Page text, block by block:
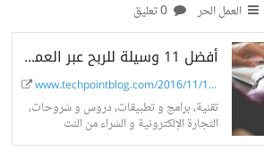
العمل الحر
أفضل 11 وسيلة للربح عبر العمل الحر كمستقل على الإنترنت
www.techpointblog.com/2016/11/11way-fr...
تقنية، برامج و تطبيقات، دروس و شروحات،
التجارة الإلكترونية و الشراء من النت